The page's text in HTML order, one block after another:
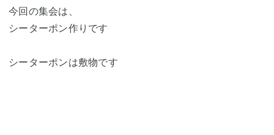
今回の集会は、
シーターポン作りです
シーターポンは敷物です